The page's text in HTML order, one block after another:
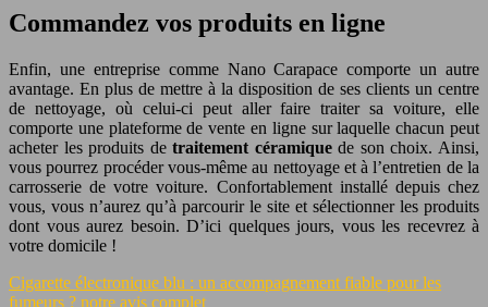
Commandez vos produits en ligne
Enfin, une entreprise comme Nano Carapace comporte un autre
avantage. En plus de mettre à la disposition de ses clients un centre
de nettoyage, où celui-ci peut aller faire traiter sa voiture, elle
comporte une plateforme de vente en ligne sur laquelle chacun peut
acheter les produits detraitement céramiquede son choix. Ainsi,
vous pourrez procéder vous-même au nettoyage et à l’entretien de la
carrosserie de votre voiture. Confortablement installé depuis chez
vous, vous n’aurez qu’à parcourir le site et sélectionner les produits
dont vous aurez besoin. D’ici quelques jours, vous les recevrez à
votre domicile !
Cigarette électronique blu : un accompagnement fiable pour les
fumeurs ? notre avis complet